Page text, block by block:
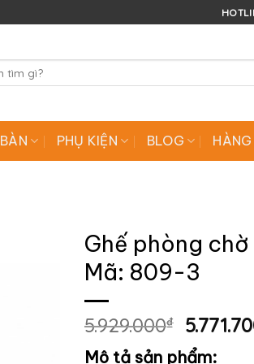
BÀN PHỤ KIỆN BLOG
Ghế phòng
Mã: 809-3
5.929.000₫
Giá
gốc
Mô tả sản phẩm: